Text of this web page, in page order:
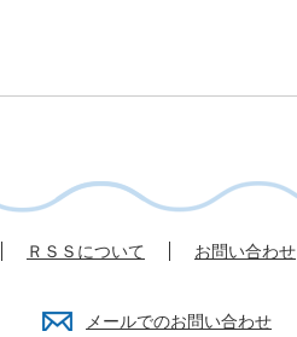
ＲＳＳについて お問い合わせ
メールでのお問い合わせ